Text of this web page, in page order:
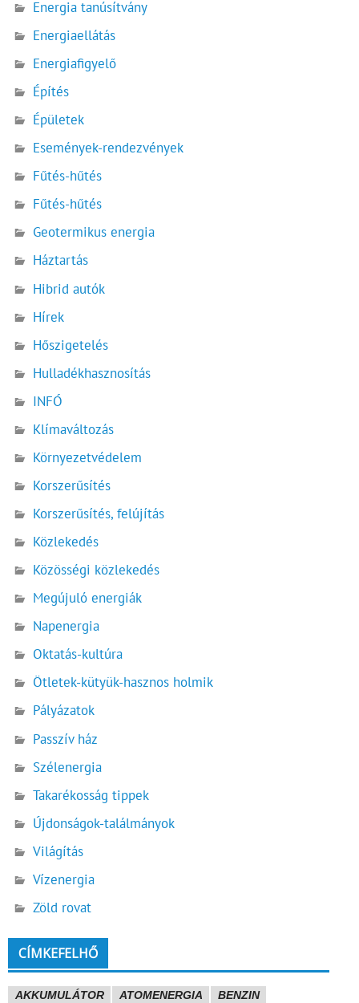
Energia tanúsítvány
Energiaellátás
Energiafigyelő
Építés
Épületek
Események-rendezvények
Fűtés-hűtés
Fűtés-hűtés
Geotermikus energia
Háztartás
Hibrid autók
Hírek
Hőszigetelés
Hulladékhasznosítás
INFÓ
Klímaváltozás
Környezetvédelem
Korszerűsítés
Korszerűsítés, felújítás
Közlekedés
Közösségi közlekedés
Megújuló energiák
Napenergia
Oktatás-kultúra
Ötletek-kütyük-hasznos holmik
Pályázatok
Passzív ház
Szélenergia
Takarékosság tippek
Újdonságok-találmányok
Világítás
Vízenergia
Zöld rovat
CÍMKEFELHŐ
AKKUMULÁTOR ATOMENERGIA
BENZIN